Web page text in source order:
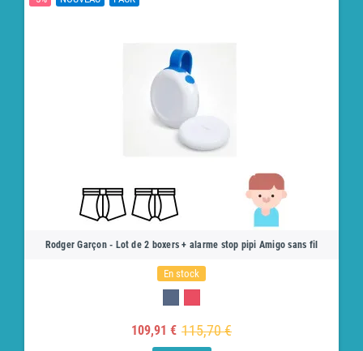
Rodger Garçon - Lot de 2 boxers + alarme stop pipi Amigo sans fil
En stock
109,91 € 115,70 €